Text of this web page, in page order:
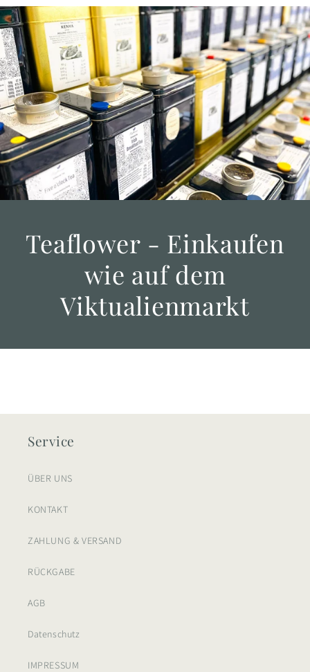
Teaflower - Einkaufen
wie auf dem
Viktualienmarkt
Service
ÜBER UNS
KONTAKT
ZAHLUNG & VERSAND
RÜCKGABE
AGB
Datenschutz
IMPRESSUM